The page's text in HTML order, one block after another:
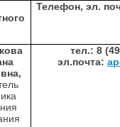
Телефон, эл.
тел.: 8
эл.почта: